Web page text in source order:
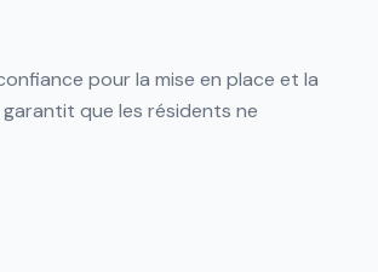
pour la mise en place et la
que les résidents ne